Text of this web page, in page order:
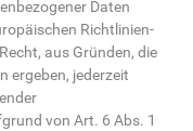
Daten
Richtlinien-
aus Gründen, die
ergeben, jederzeit
von Art. 6 Abs. 1